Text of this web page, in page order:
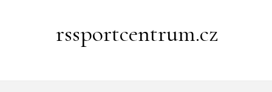
rssportcentrum.cz